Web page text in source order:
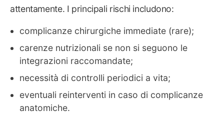
attentamente. I principali rischi includono:
complicanze chirurgiche immediate (rare);
carenze nutrizionali se non si seguono le
integrazioni raccomandate;
necessità di controlli periodici a vita;
eventuali reinterventi in caso di complicanze
anatomiche.